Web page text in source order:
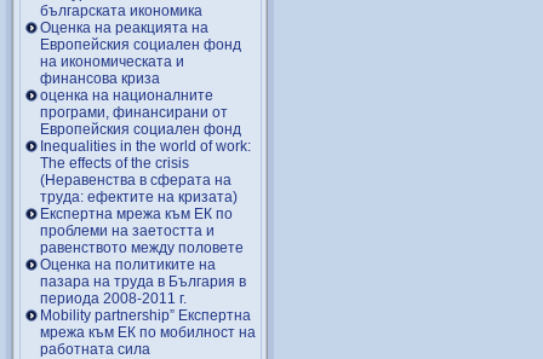
българската икономика
Оценка на реакцията на
Европейския социален фонд
на икономическата и
финансова криза
оценка на националните
програми, финансирани от
Европейския социален фонд
Inequalities in the world of work:
The effects of the crisis
(Неравенства в сферата на
труда: ефектите на кризата)
Експертна мрежа към ЕК по
проблеми на заетостта и
равенството между половете
Оценка на политиките на
пазара на труда в България в
периода 2008-2011 г.
Mobility partnership” Експертна
мрежа към ЕК по мобилност на
работната сила